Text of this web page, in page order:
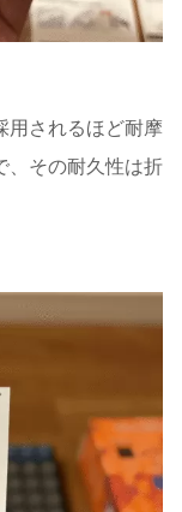
用されるほど耐摩
、その耐久性は折